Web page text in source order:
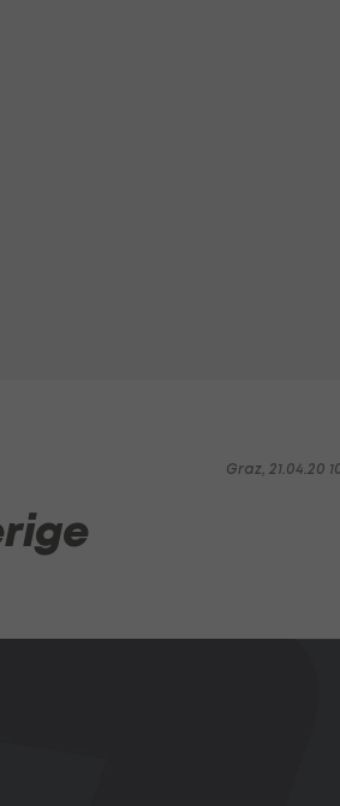
Graz, 21.04.20